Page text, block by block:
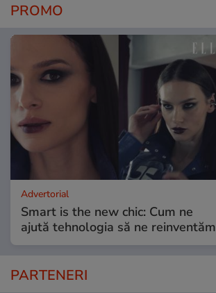
PROMO
Advertorial
Smart is the new chic: Cum ne
ajută tehnologia să ne reinventăm
PARTENERI